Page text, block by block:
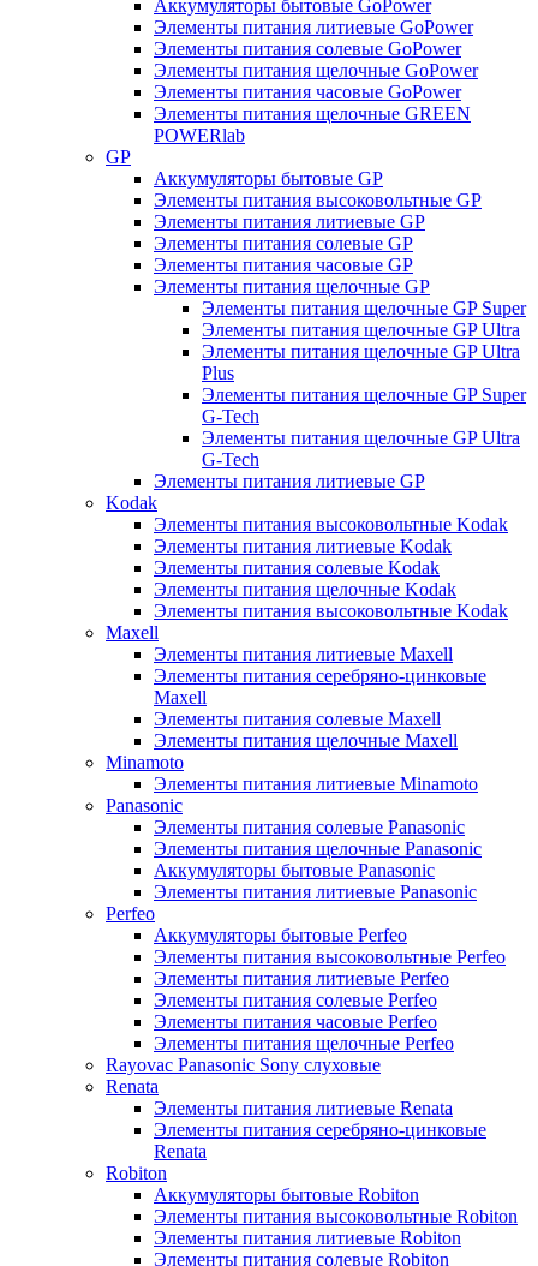
Аккумуляторы бытовые GoPower
Элементы питания литиевые GoPower
Элементы питания солевые GoPower
Элементы питания щелочные GoPower
Элементы питания часовые GoPower
Элементы питания щелочные GREEN
POWERlab
GP
Аккумуляторы бытовые GP
Элементы питания высоковольтные GP
Элементы питания литиевые GP
Элементы питания солевые GP
Элементы питания часовые GP
Элементы питания щелочные GP
Элементы питания щелочные GP Super
Элементы питания щелочные GP Ultra
Элементы питания щелочные GP Ultra
Plus
Элементы питания щелочные GP Super
G-Tech
Элементы питания щелочные GP Ultra
G-Tech
Элементы питания литиевые GP
Kodak
Элементы питания высоковольтные Kodak
Элементы питания литиевые Kodak
Элементы питания солевые Kodak
Элементы питания щелочные Kodak
Элементы питания высоковольтные Kodak
Maxell
Элементы питания литиевые Maxell
Элементы питания серебряно-цинковые
Maxell
Элементы питания солевые Maxell
Элементы питания щелочные Maxell
Minamoto
Элементы питания литиевые Minamoto
Panasonic
Элементы питания солевые Panasonic
Элементы питания щелочные Panasonic
Аккумуляторы бытовые Panasonic
Элементы питания литиевые Panasonic
Perfeo
Аккумуляторы бытовые Perfeo
Элементы питания высоковольтные Perfeo
Элементы питания литиевые Perfeo
Элементы питания солевые Perfeo
Элементы питания часовые Perfeo
Элементы питания щелочные Perfeo
Rayovac Panasonic Sony слуховые
Renata
Элементы питания литиевые Renata
Элементы питания серебряно-цинковые
Renata
Robiton
Аккумуляторы бытовые Robiton
Элементы питания высоковольтные Robiton
Элементы питания литиевые Robiton
Элементы питания солевые Robiton